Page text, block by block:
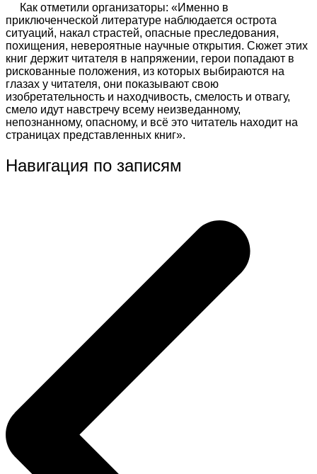
Как отметили организаторы: «Именно в
приключенческой литературе наблюдается острота
ситуаций, накал страстей, опасные преследования,
похищения, невероятные научные открытия. Сюжет этих
книг держит читателя в напряжении, герои попадают в
рискованные положения, из которых выбираются на
глазах у читателя, они показывают свою
изобретательность и находчивость, смелость и отвагу,
смело идут навстречу всему неизведанному,
непознанному, опасному, и всё это читатель находит на
страницах представленных книг».
Навигация по записям